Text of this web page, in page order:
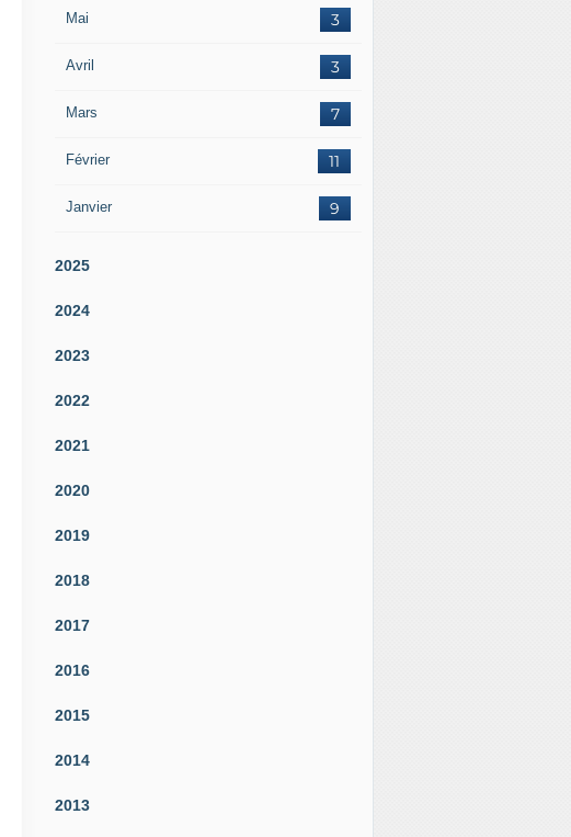
Mai 3
Avril 3
Mars 7
Février 11
Janvier 9
2025
2024
2023
2022
2021
2020
2019
2018
2017
2016
2015
2014
2013